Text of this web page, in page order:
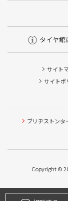
タイヤ館
サイト
サイトポ
ブリヂストンタ
Copyright ©
タイヤ点検
ピット作業
本日のタイ